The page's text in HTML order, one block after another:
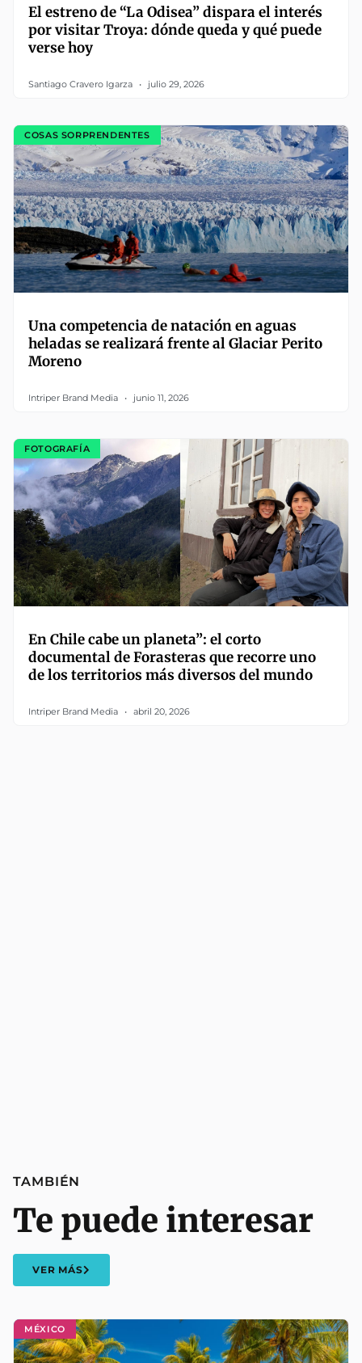
El estreno de “La Odisea” dispara el interés
por visitar Troya: dónde queda y qué puede
verse hoy
Santiago Cravero Igarza julio 29, 2026
COSAS SORPRENDENTES
Una competencia de natación en aguas
heladas se realizará frente al Glaciar Perito
Moreno
Intriper Brand Media junio 11, 2026
FOTOGRAFÍA
En Chile cabe un planeta”: el corto
documental de Forasteras que recorre uno
de los territorios más diversos del mundo
Intriper Brand Media abril 20, 2026
MÉXICO
TAMBIÉN
Te puede interesar
VER MÁS